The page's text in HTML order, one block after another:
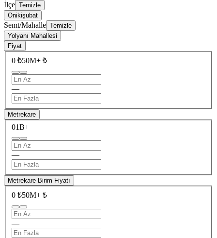
İlçe Temizle
Onikişubat
Semt/Mahalle Temizle
Yolyanı Mahallesi
Fiyat
0 ₺50M+ ₺
—
Metrekare
01B+
—
Metrekare Birim Fiyatı
0 ₺50M+ ₺
—